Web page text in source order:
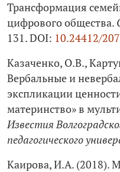
Трансформация
цифрового общества.
131. DOI: 10.24412/
Казаченко, О.В.,
Вербальные и
экспликации
материнство» в
Известия
педагогического
Каирова, И.А. (2018).